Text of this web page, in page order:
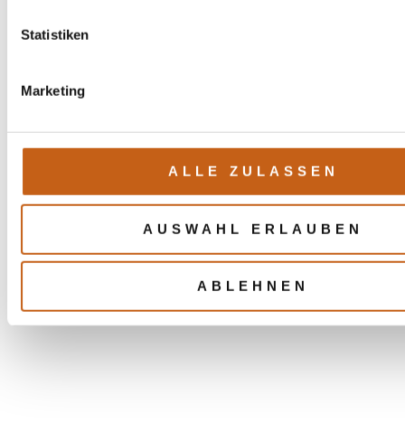
Statistiken
Marketing
ALLE ZULASSEN
AUSWAHL ERLAUBEN
ABLEHNEN
SIERRA